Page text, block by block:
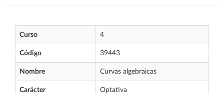
Curso 4
Código 39443
Nombre Curvas algebraicas
Carácter Optativa